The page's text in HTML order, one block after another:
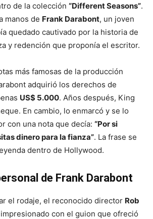
de la colección “Different Seasons”.
manos de Frank Darabont, un joven
quedado cautivado por la historia de
y redención que proponía el escritor.
más famosas de la producción
adquirió los derechos de
US$ 5.000. Años después, King
En cambio, lo enmarcó y se lo
con una nota que decía: “Por si
dinero para la fianza”. La frase se
dentro de Hollywood.
de Frank Darabont
el rodaje, el reconocido director Rob
con el guion que ofreció